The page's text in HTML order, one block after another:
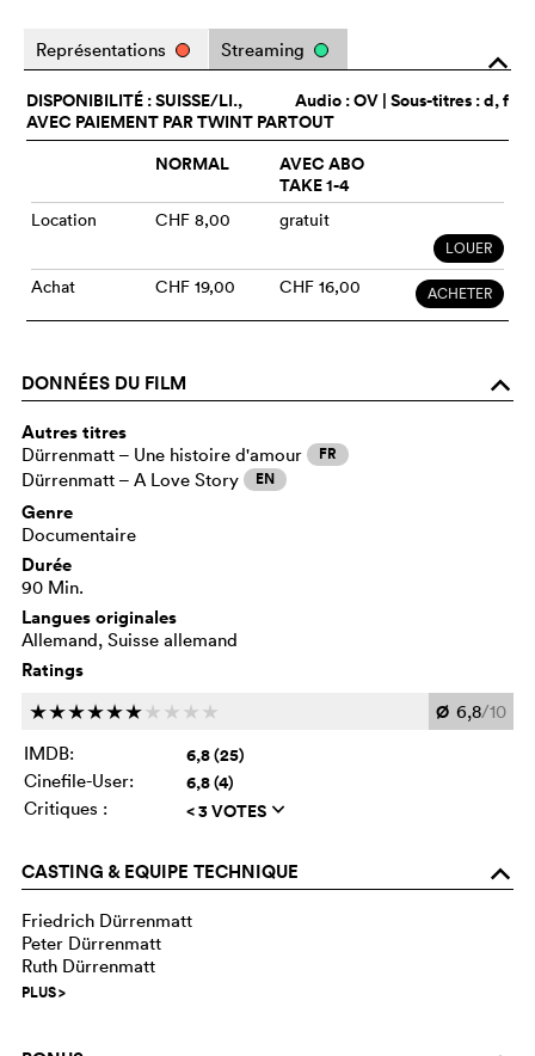
o
Représentations Streaming
Audio :OV | Sous-titres : d, f
DISPONIBILITÉ : SUISSE/LI.,
AVEC PAIEMENT PAR TWINT PARTOUT
NORMAL
AVEC ABO
TAKE 1-4
Location CHF 8,00 gratuit
LOUER
Achat CHF 19,00 CHF 16,00 ACHETER
DONNÉES DU FILM o
Autres titres
Dürrenmatt – Une histoire d'amour FR
Dürrenmatt – A Love Story EN
Genre
Documentaire
Durée
90 Min.
Langues originales
Allemand, Suisse allemand
Ratings
cccccc c c c c Ø 6,8/10
IMDB:
6,8 (25)
Cinefile-User: 6,8 (4)
Critiques : < 3 VOTES q
CASTING & EQUIPE TECHNIQUE o
Friedrich Dürrenmatt
Peter Dürrenmatt
Ruth Dürrenmatt
PLUS>